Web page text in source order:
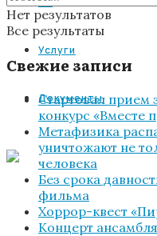
Услуги
Документы
Нет результатов
Все результаты
Свежие записи
Стартовал прием
конкурс «Вместе
Метафизика
уничтожают не
человека
Без срока
фильма
Хоррор-квест
Концерт